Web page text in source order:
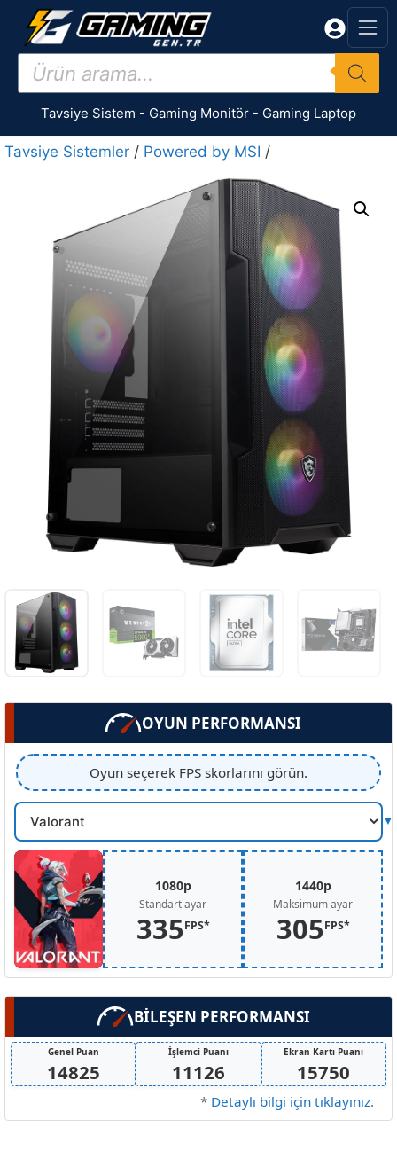
İçeriğe
Products
search
Tavsiye Sistem - Gaming Monitör - Gaming Laptop
Tavsiye Sistemler / Powered by MSI /
OYUN PERFORMANSI
Oyun seçerek FPS skorlarını görün.
Oyun
Secin
1080p
Standart ayar
335FPS*
1440p
Maksimum ayar
305FPS*
BİLEŞEN PERFORMANSI
Genel Puan
14825
İşlemci Puanı
11126
Ekran Kartı Puanı
15750
* Detaylı bilgi için tıklayınız.